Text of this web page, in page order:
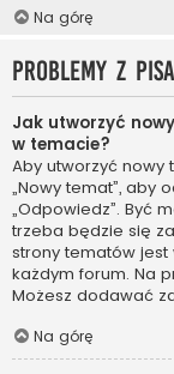
Na górę
Problemy z
Jak utworzyć
w temacie?
Aby utworzyć nowy
„Nowy temat”, aby
„Odpowiedz”. Być
trzeba będzie się
strony tematów
każdym forum. Na
Możesz dodawać
Na górę